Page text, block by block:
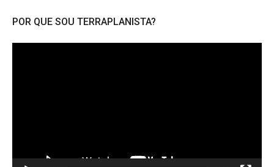
POR QUE SOU TERRAPLANISTA?